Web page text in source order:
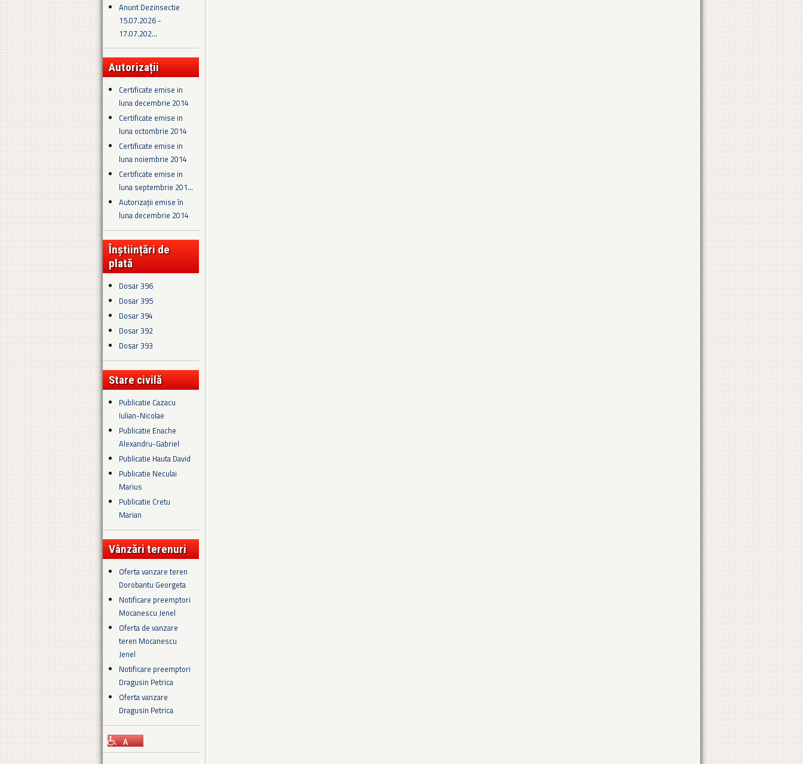
Anunt Dezinsectie
15.07.2026 -
17.07.202...
Autorizații
Certificate emise in
luna decembrie 2014
Certificate emise in
luna octombrie 2014
Certificate emise in
luna noiembrie 2014
Certificate emise in
luna septembrie 201...
Autorizații emise în
luna decembrie 2014
Înștiințări de
plată
Dosar 396
Dosar 395
Dosar 394
Dosar 392
Dosar 393
Stare civilă
Publicatie Cazacu
Iulian-Nicolae
Publicatie Enache
Alexandru-Gabriel
Publicatie Hauta David
Publicatie Neculai
Marius
Publicatie Cretu
Marian
Vânzări terenuri
Oferta vanzare teren
Dorobantu Georgeta
Notificare preemptori
Mocanescu Jenel
Oferta de vanzare
teren Mocanescu
Jenel
Notificare preemptori
Dragusin Petrica
Oferta vanzare
Dragusin Petrica